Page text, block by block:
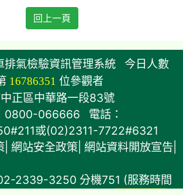
回上一頁
排氣檢驗資訊管理系統 今日人數
16786351 位參觀者
正區中華路一段83號
0800-066666 電話：
或(02)2311-7722#6321
網站安全政策 網站資料開放宣告
2339-3250 分機751 (服務時間